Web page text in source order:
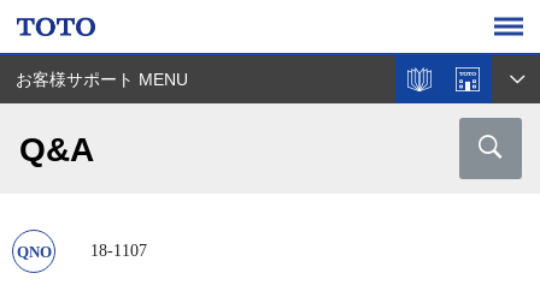
お客様サポート MENU
Q&A
18-1107